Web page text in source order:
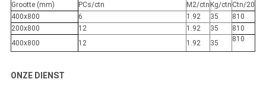
Grootte (mm)
PCs/ctn M2/ctn Kg/ctn Ctn/20
400x800
6 1.92 35
810
200x800
12 1.92 35
810
400x800
12 1.92 35 810
ONZE DIENST